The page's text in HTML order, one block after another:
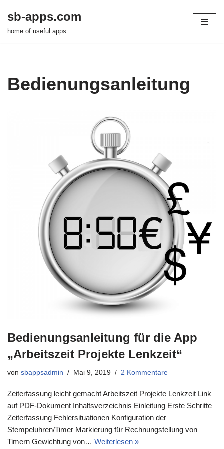
Zum
sb-apps.com
home of useful apps
Bedienungsanleitung
Bedienungsanleitung für die App
„Arbeitszeit Projekte Lenkzeit“
von sbappsadmin Mai 9, 2019 2 Kommentare
Zeiterfassung leicht gemacht Arbeitszeit Projekte Lenkzeit Link
auf PDF-Dokument Inhaltsverzeichnis Einleitung Erste Schritte
Zeiterfassung Fehlersituationen Konfiguration der
Stempeluhren/Timer Markierung für Rechnungstellung von
Timern Gewichtung von… Weiterlesen »